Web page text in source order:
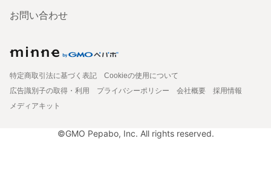
お問い合わせ
特定商取引法に基づく表記
Cookieの使用について
広告識別子の取得・利用
プライバシーポリシー 会社概要
採用情報
メディアキット
©GMO Pepabo, Inc. All rights reserved.